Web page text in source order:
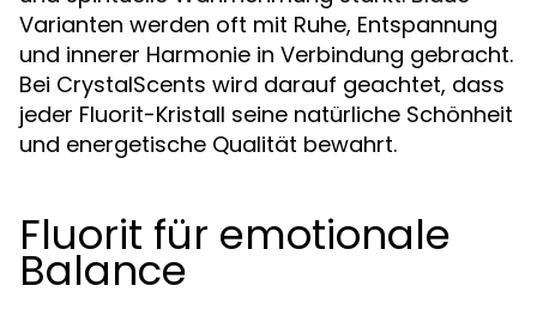
Varianten werden oft mit Ruhe, Entspannung
und innerer Harmonie in Verbindung gebracht.
Bei CrystalScents wird darauf geachtet, dass
jeder Fluorit-Kristall seine natürliche Schönheit
und energetische Qualität bewahrt.
Fluorit für emotionale
Balance